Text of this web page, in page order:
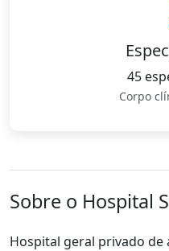
45
Corpo
Sobre o Hospital
Hospital geral privado de